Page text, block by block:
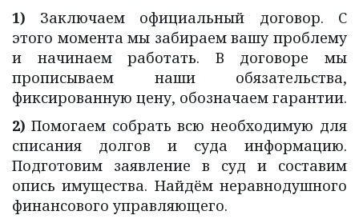
1) Заключаем официальный договор. С
этого момента мы забираем вашу проблему
и начинаем работать. В договоре мы
прописываем наши обязательства,
фиксированную цену, обозначаем гарантии.
2) Помогаем собрать всю необходимую для
списания долгов и суда информацию.
Подготовим заявление в суд и составим
опись имущества. Найдём неравнодушного
финансового управляющего.